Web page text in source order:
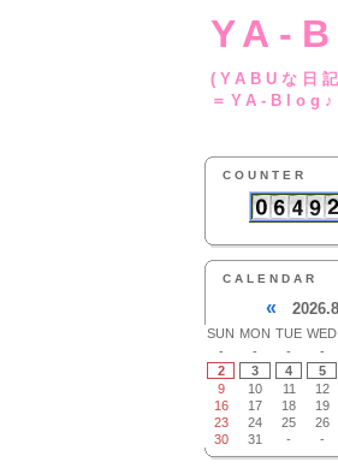
YA-
＝YA-
COUNTER
CALENDAR
«
SUN MON TUE WED
-
- - -
2
3 4 5
9
10 11 12
16
17 18 19
23
24 25 26
30
31 - -